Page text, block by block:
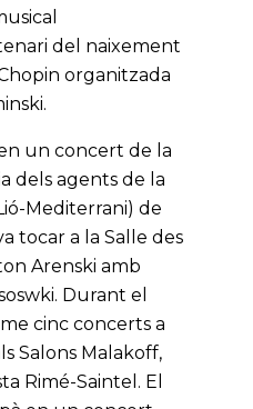
del naixement
organitzada
un concert de la
dels agents de la
Mediterrani) de
tocar a la Salle des
Arenski amb
Durant el
cinc concerts a
Salons Malakoff,
Rimé-Saintel. El